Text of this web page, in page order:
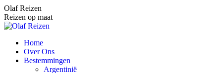
Spring
naar
content
Olaf Reizen
Reizen op maat
Home
Over Ons
Bestemmingen
Argentinië